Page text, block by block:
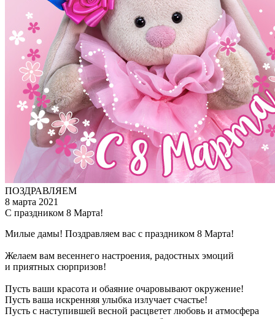
ПОЗДРАВЛЯЕМ
8 марта 2021
С праздником 8 Марта!
Милые дамы! Поздравляем вас с праздником 8 Марта!
Желаем вам весеннего настроения, радостных эмоций
и приятных сюрпризов!
Пусть ваши красота и обаяние очаровывают окружение!
Пусть ваша искренняя улыбка излучает счастье!
Пусть с наступившей весной расцветет любовь и атмосфера